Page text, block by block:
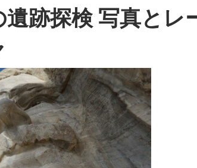
跡探検 写真とレ